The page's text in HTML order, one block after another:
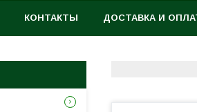
КОНТАКТЫ ДОСТАВКА И